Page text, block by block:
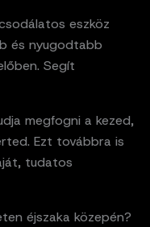
eszköz
és nyugodtabb
Segít
megfogni a kezed,
Ezt továbbra is
tudatos
éjszaka közepén?